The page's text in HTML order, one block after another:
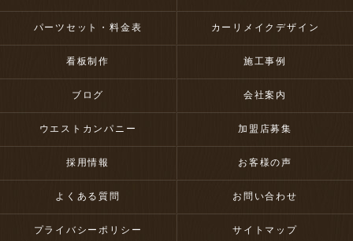
パーツセット・料金表 カーリメイクデザイン
看板制作 施工事例
ブログ 会社案内
ウエストカンパニー 加盟店募集
採用情報 お客様の声
よくある質問 お問い合わせ
プライバシーポリシー サイトマップ